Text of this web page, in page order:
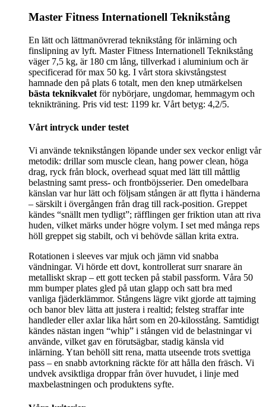
Master Fitness Internationell Teknikstång
En lätt och lättmanövrerad teknikstång för inlärning och
finslipning av lyft. Master Fitness Internationell Teknikstång
väger 7,5 kg, är 180 cm lång, tillverkad i aluminium och är
specificerad för max 50 kg. I vårt stora skivstångstest
hamnade den på plats 6 totalt, men den knep utmärkelsen
bästa teknikvalet för nybörjare, ungdomar, hemmagym och
teknikträning. Pris vid test: 1199 kr. Vårt betyg: 4,2/5.
Vårt intryck under testet
Vi använde teknikstången löpande under sex veckor enligt vår
metodik: drillar som muscle clean, hang power clean, höga
drag, ryck från block, overhead squat med lätt till måttlig
belastning samt press- och frontböjsserier. Den omedelbara
känslan var hur lätt och följsam stången är att flytta i händerna
– särskilt i övergången från drag till rack-position. Greppet
kändes “snällt men tydligt”; räfflingen ger friktion utan att riva
huden, vilket märks under högre volym. I set med många reps
höll greppet sig stabilt, och vi behövde sällan krita extra.
Rotationen i sleeves var mjuk och jämn vid snabba
vändningar. Vi hörde ett dovt, kontrollerat surr snarare än
metalliskt skrap – ett gott tecken på stabil passform. Våra 50
mm bumper plates gled på utan glapp och satt bra med
vanliga fjäderklämmor. Stångens lägre vikt gjorde att tajming
och banor blev lätta att justera i realtid; felsteg straffar inte
handleder eller axlar lika hårt som en 20-kilosstång. Samtidigt
kändes nästan ingen “whip” i stången vid de belastningar vi
använde, vilket gav en förutsägbar, stadig känsla vid
inlärning. Ytan behöll sitt rena, matta utseende trots svettiga
pass – en snabb avtorkning räckte för att hålla den fräsch. Vi
undvek avsiktliga droppar från över huvudet, i linje med
maxbelastningen och produktens syfte.